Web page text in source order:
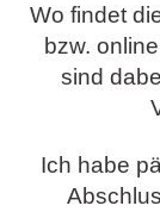
Wo findet
bzw.
sind
Ich habe